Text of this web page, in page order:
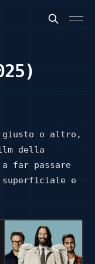
giusto o altro,
della
a far passare
superficiale e